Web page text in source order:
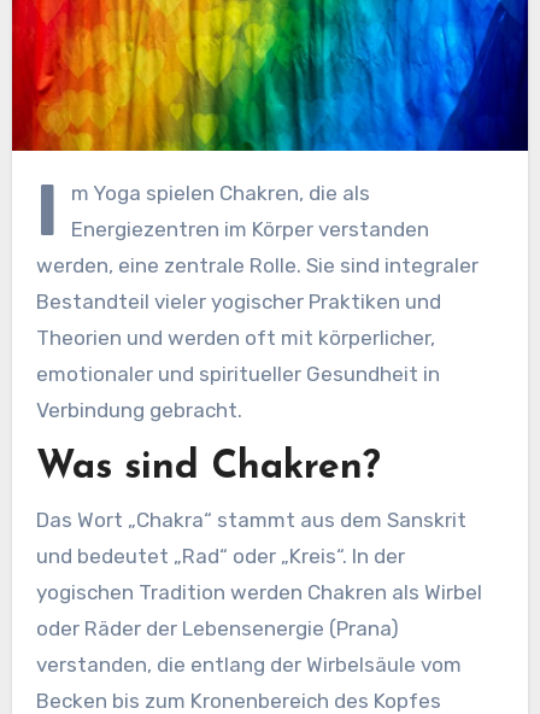
I
m Yoga spielen Chakren, die als
Energiezentren im Körper verstanden
werden, eine zentrale Rolle. Sie sind integraler
Bestandteil vieler yogischer Praktiken und
Theorien und werden oft mit körperlicher,
emotionaler und spiritueller Gesundheit in
Verbindung gebracht.
Was sind Chakren?
Das Wort „Chakra“ stammt aus dem Sanskrit
und bedeutet „Rad“ oder „Kreis“. In der
yogischen Tradition werden Chakren als Wirbel
oder Räder der Lebensenergie (Prana)
verstanden, die entlang der Wirbelsäule vom
Becken bis zum Kronenbereich des Kopfes